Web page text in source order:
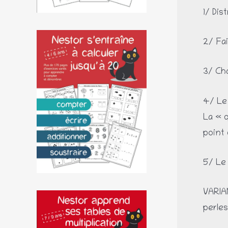
1/
2/
3/
4/ Le
La «
point
5/ Le